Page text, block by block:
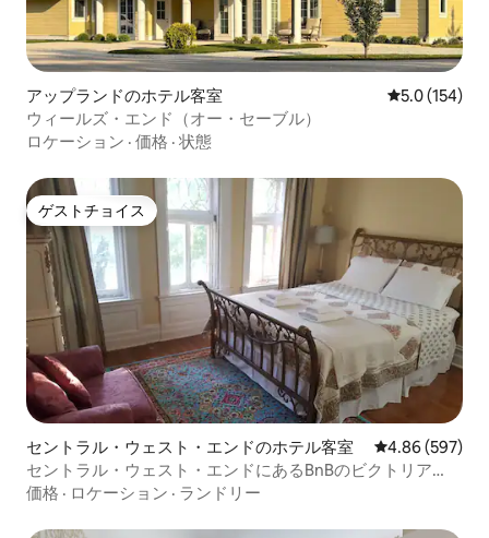
アップランドのホテル客室 レビュー154
5.0 (154)
ウィールズ・エンド（オー・セーブル）
ロケーション · 価格 · 状態
ゲストチョイス
ゲストチョイス
セントラル・ウェスト・エンドのホテル客室 レビュー597
4.86 (597)
セントラル・ウェスト・エンドにあるBnBのビクトリア
ン・ルームクイーンベッド！
価格 · ロケーション · ランドリー